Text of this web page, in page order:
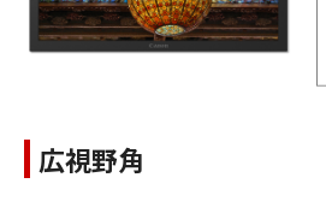
広視野角